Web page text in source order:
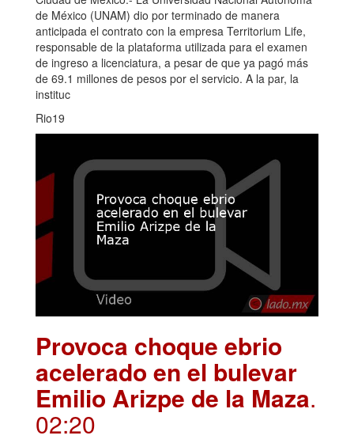
de México (UNAM) dio por terminado de manera
anticipada el contrato con la empresa Territorium Life,
responsable de la plataforma utilizada para el examen
de ingreso a licenciatura, a pesar de que ya pagó más
de 69.1 millones de pesos por el servicio. A la par, la
instituc
Rio19
Provoca choque ebrio
acelerado en el bulevar
Emilio Arizpe de la Maza.
02:20